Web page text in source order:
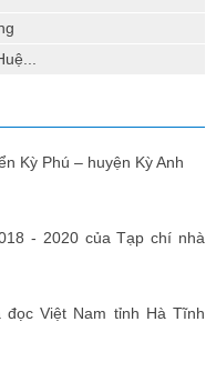
Kỳ Phú – huyện Kỳ Anh
- 2020 của Tạp chí nhà
đọc Việt Nam tỉnh Hà Tĩnh